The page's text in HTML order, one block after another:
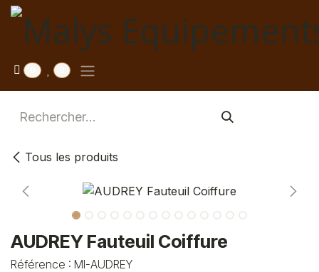
Se rendre au contenu
Tous les produits
AUDREY Fauteuil Coiffure
Référence : MI-AUDREY